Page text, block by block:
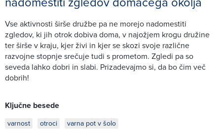
Vse aktivnosti širše družbe pa ne morejo nadomestiti
zgledov, ki jih otrok dobiva doma, v najožjem krogu družine
ter širše v kraju, kjer živi in kjer se skozi svoje različne
razvojne stopnje srečuje tudi s prometom. Zgledi pa so
seveda lahko dobri in slabi. Prizadevajmo si, da bo čim več
dobrih!
Ključne besede
varnost otroci varna pot v šolo